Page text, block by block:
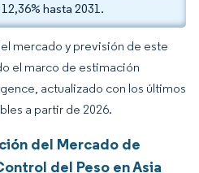
hasta 2031.
mercado y previsión de este
el marco de estimación
actualizado con los últimos
a partir de 2026.
del Mercado de
del Peso en Asia